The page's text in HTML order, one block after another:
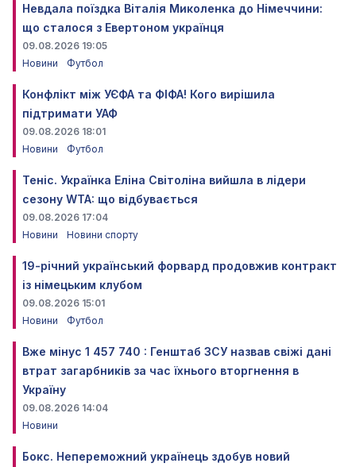
Невдала поїздка Віталія Миколенка до Німеччини:
що сталося з Евертоном українця
09.08.2026 19:05
Новини
Футбол
Конфлікт між УЄФА та ФІФА! Кого вирішила
підтримати УАФ
09.08.2026 18:01
Новини
Футбол
Теніс. Українка Еліна Світоліна вийшла в лідери
сезону WTA: що відбувається
09.08.2026 17:04
Новини
Новини спорту
19-річний український форвард продовжив контракт
із німецьким клубом
09.08.2026 15:01
Новини
Футбол
Вже мінус 1 457 740 : Генштаб ЗСУ назвав свіжі дані
втрат загарбників за час їхнього вторгнення в
Україну
09.08.2026 14:04
Новини
Бокс. Непереможний українець здобув новий